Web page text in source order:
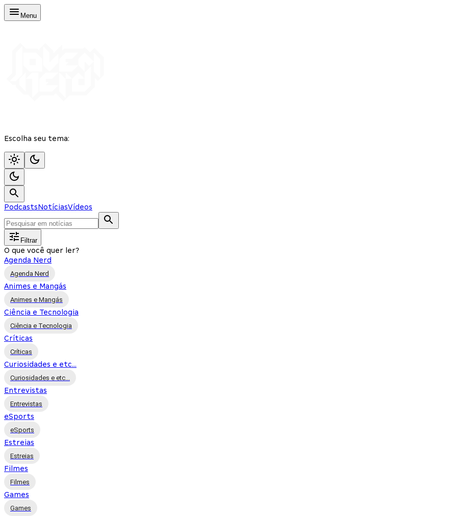
Menu
Escolha seu tema:
PodcastsNotíciasVídeos
Filtrar
O que você quer ler?
Agenda Nerd
Agenda Nerd
Animes e Mangás
Animes e Mangás
Ciência e Tecnologia
Ciência e Tecnologia
Críticas
Críticas
Curiosidades e etc...
Curiosidades e etc...
Entrevistas
Entrevistas
eSports
eSports
Estreias
Estreias
Filmes
Filmes
Games
Games